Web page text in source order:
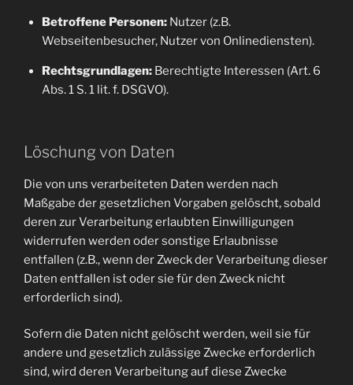
Betroffene Personen:Nutzer (z.B.
Webseitenbesucher, Nutzer von Onlinediensten).
Rechtsgrundlagen:Berechtigte Interessen (Art. 6
Abs. 1 S. 1 lit. f. DSGVO).
Löschung von Daten
Die von uns verarbeiteten Daten werden nach
Maßgabe der gesetzlichen Vorgaben gelöscht, sobald
deren zur Verarbeitung erlaubten Einwilligungen
widerrufen werden oder sonstige Erlaubnisse
entfallen (z.B., wenn der Zweck der Verarbeitung dieser
Daten entfallen ist oder sie für den Zweck nicht
erforderlich sind).
Sofern die Daten nicht gelöscht werden, weil sie für
andere und gesetzlich zulässige Zwecke erforderlich
sind, wird deren Verarbeitung auf diese Zwecke